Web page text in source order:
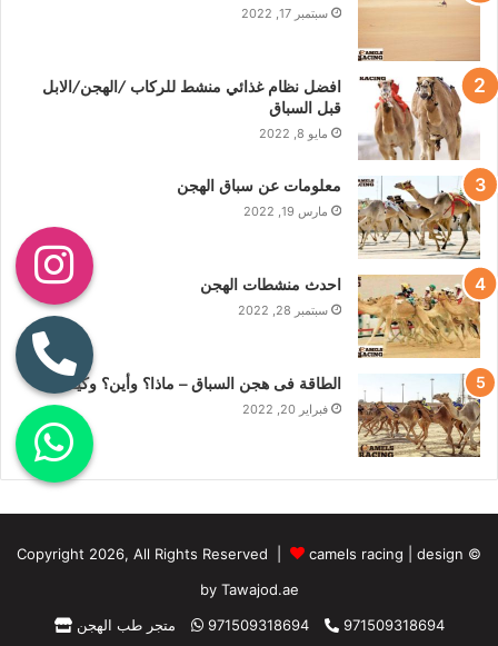
سبتمبر 17, 2022
افضل نظام غذائي منشط للركاب /الهجن/الابل
قبل السباق
مايو 8, 2022
معلومات عن سباق الهجن
مارس 19, 2022
احدث منشطات الهجن
سبتمبر 28, 2022
الطاقة فى هجن السباق – ماذا؟ وأين؟ وكيف؟
فبراير 20, 2022
© Copyright 2026, All Rights Reserved |
camels racing
design
by Tawajod.ae
971509318694
971509318694 متجر طب الهجن